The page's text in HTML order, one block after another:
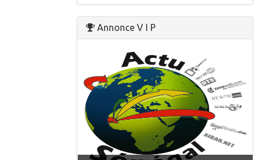
Annonce V I P